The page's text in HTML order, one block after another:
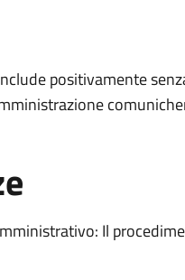
positivamente
Il